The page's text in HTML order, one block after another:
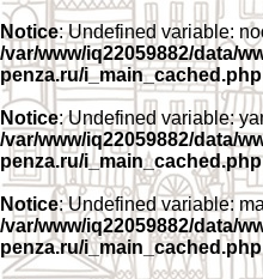
Notice: Undefined variable:
/var/www/iq22059882/data/
penza.ru/i_main_cached.php
Notice: Undefined variable:
/var/www/iq22059882/data/
penza.ru/i_main_cached.php
Notice: Undefined variable:
/var/www/iq22059882/data/
penza.ru/i_main_cached.php